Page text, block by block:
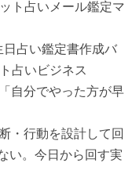
ト占いメール鑑定マ
占い鑑定書作成バ
占いビジネス
自分でやった方が早
・行動を設計して回
い。今日から回す実